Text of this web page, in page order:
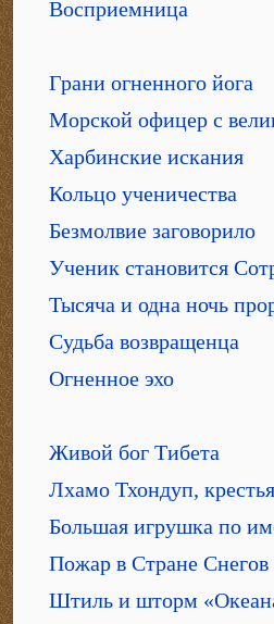
Восприемница
Грани огненного йога
Морской офицер с
Харбинские искания
Кольцо ученичества
Безмолвие заговорило
Ученик становится
Тысяча и одна ночь
Судьба возвращенца
Огненное эхо
Живой бог Тибета
Лхамо Тхондуп,
Большая игрушка по
Пожар в Стране Снегов
Штиль и шторм